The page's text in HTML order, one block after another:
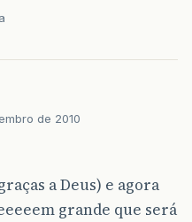
de 2010
a Deus) e agora
grande que será